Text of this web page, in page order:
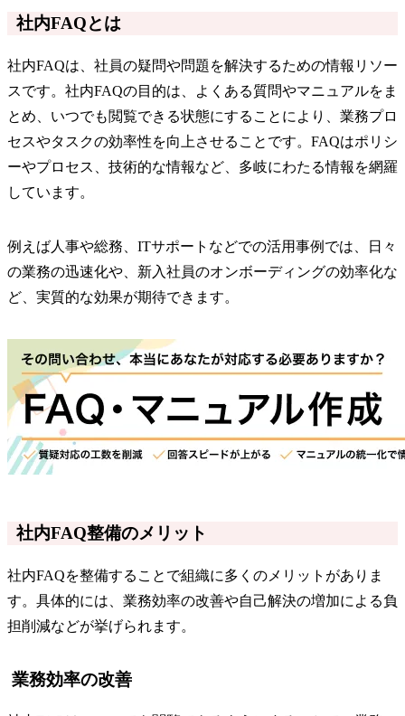
社内FAQとは
社内FAQは、社員の疑問や問題を解決するための情報リソー
スです。社内FAQの目的は、よくある質問やマニュアルをま
とめ、いつでも閲覧できる状態にすることにより、業務プロ
セスやタスクの効率性を向上させることです。FAQはポリシ
ーやプロセス、技術的な情報など、多岐にわたる情報を網羅
しています。
例えば人事や総務、ITサポートなどでの活用事例では、日々
の業務の迅速化や、新入社員のオンボーディングの効率化な
ど、実質的な効果が期待できます。
社内FAQ整備のメリット
社内FAQを整備することで組織に多くのメリットがありま
す。具体的には、業務効率の改善や自己解決の増加による負
担削減などが挙げられます。
業務効率の改善